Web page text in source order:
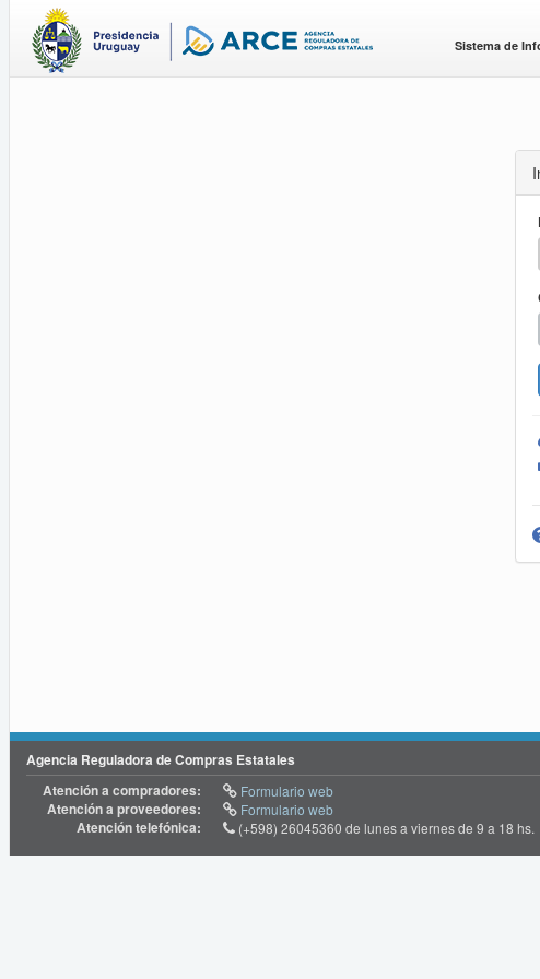
Sistema de
Agencia Reguladora de Compras Estatales
Atención a compradores:
Formulario web
Atención a proveedores: Formulario web
Atención telefónica: (+598) 26045360 de lunes a viernes de 9 a 18 hs.